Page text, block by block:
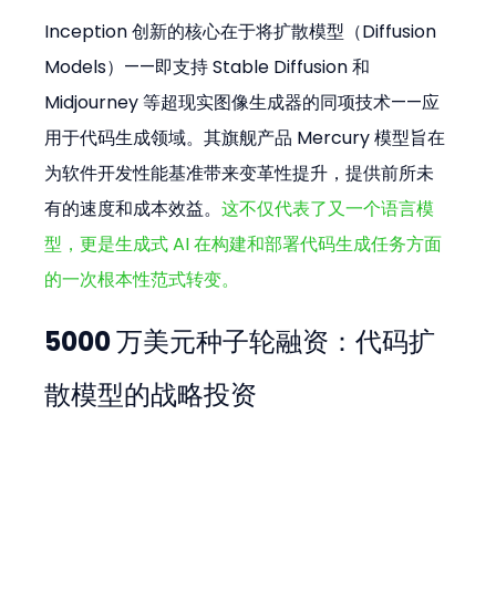
Inception 创新的核心在于将扩散模型（Diffusion
Models）——即支持 Stable Diffusion 和
Midjourney 等超现实图像生成器的同项技术——应
用于代码生成领域。其旗舰产品 Mercury 模型旨在
为软件开发性能基准带来变革性提升，提供前所未
有的速度和成本效益。这不仅代表了又一个语言模
型，更是生成式 AI 在构建和部署代码生成任务方面
的一次根本性范式转变。
5000 万美元种子轮融资：代码扩
散模型的战略投资